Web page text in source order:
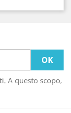
A questo scopo,